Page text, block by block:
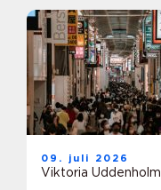
09. juli 2026
Viktoria Uddenholm